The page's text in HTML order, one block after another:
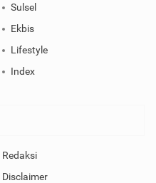
Sulsel
Ekbis
Lifestyle
Index
Redaksi
Disclaimer